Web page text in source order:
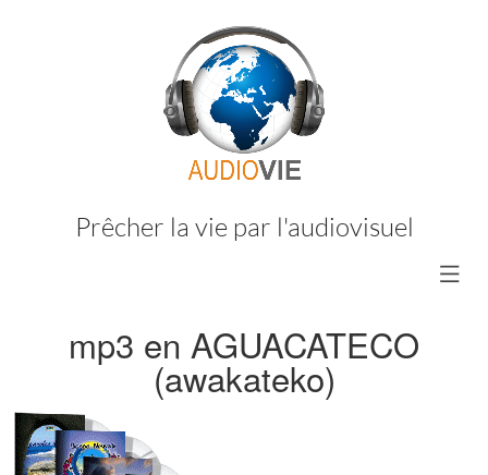
Prêcher la vie par l'audiovisuel
mp3 en AGUACATECO
(awakateko)